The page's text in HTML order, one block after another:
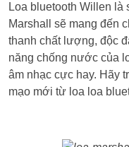
Loa bluetooth Willen là
Marshall sẽ mang đến
thanh chất lượng, độc
năng chống nước của
âm nhạc cực hay. Hãy
mạo mới từ loa loa